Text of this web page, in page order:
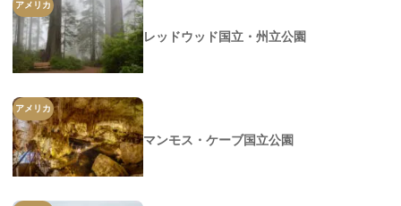
アメリカ
レッドウッド国立・州立公園
アメリカ
マンモス・ケーブ国立公園